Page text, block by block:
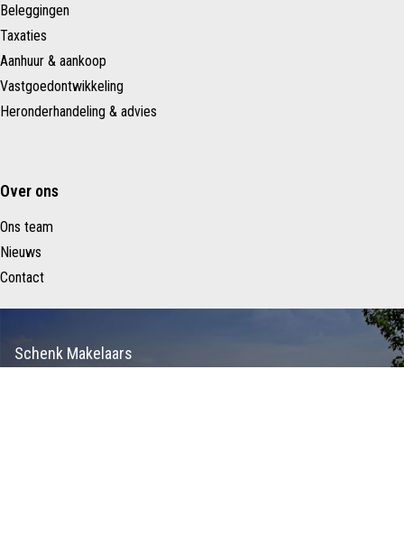
Beleggingen
Taxaties
Aanhuur & aankoop
Vastgoedontwikkeling
Heronderhandeling & advies
Over ons
Ons team
Nieuws
Contact
Schenk Makelaars